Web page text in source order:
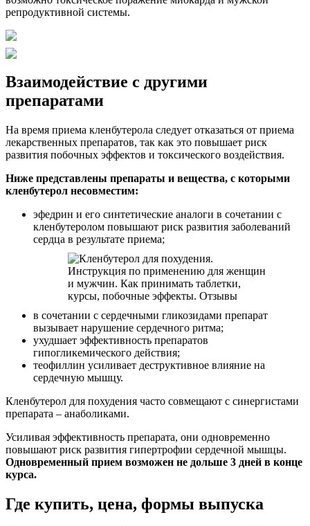
репродуктивной системы.
Взаимодействие с другими
препаратами
На время приема кленбутерола следует отказаться от приема
лекарственных препаратов, так как это повышает риск
развития побочных эффектов и токсического воздействия.
Ниже представлены препараты и вещества, с которыми
кленбутерол несовместим:
эфедрин и его синтетические аналоги в сочетании с
кленбутеролом повышают риск развития заболеваний
сердца в результате приема;
в сочетании с сердечными гликозидами препарат
вызывает нарушение сердечного ритма;
ухудшает эффективность препаратов
гипогликемического действия;
теофиллин усиливает деструктивное влияние на
сердечную мышцу.
Кленбутерол для похудения часто совмещают с синергистами
препарата – анаболиками.
Усиливая эффективность препарата, они одновременно
повышают риск развития гипертрофии сердечной мышцы.
Одновременный прием возможен не дольше 3 дней в конце
курса.
Где купить, цена, формы выпуска